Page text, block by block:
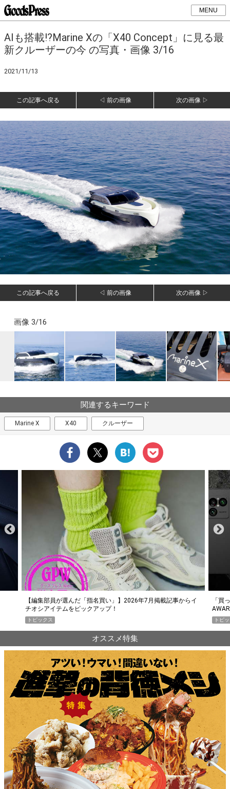
MENU
AIも搭載!?Marine Xの「X40 Concept」に見る最
新クルーザーの今 の写真・画像 3/16
2021/11/13
この記事へ戻る ◁ 前の画像 次の画像 ▷
この記事へ戻る ◁ 前の画像 次の画像 ▷
画像 3/16
関連するキーワード
Marine X X40 クルーザー
「買って損なし」の極上スマホ5選【GoodsPress 2026上半期
AWARD】
トピックス
薄着
PR
オススメ特集